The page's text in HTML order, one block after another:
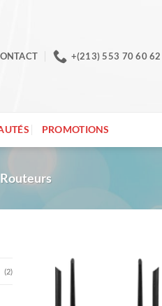
+(213) 553 70 60 62
PROMOTIONS
Routeurs
(2)